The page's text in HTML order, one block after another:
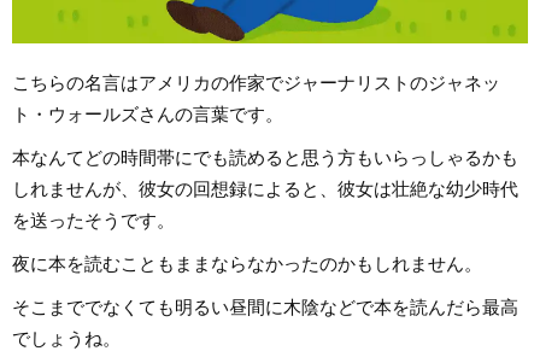
こちらの名言はアメリカの作家でジャーナリストのジャネッ
ト・ウォールズさんの言葉です。
本なんてどの時間帯にでも読めると思う方もいらっしゃるかも
しれませんが、彼女の回想録によると、彼女は壮絶な幼少時代
を送ったそうです。
夜に本を読むこともままならなかったのかもしれません。
そこまででなくても明るい昼間に木陰などで本を読んだら最高
でしょうね。